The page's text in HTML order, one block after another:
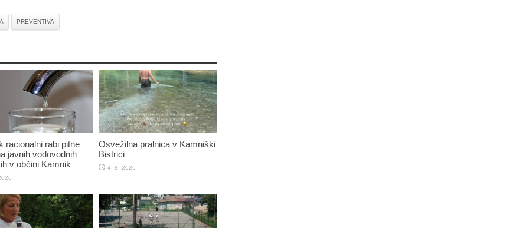
PREVENTIVA
racionalni rabi pitne
javnih vodovodnih
v občini Kamnik
Osvežilna pralnica v Kamniški
Bistrici
4. 8. 2026